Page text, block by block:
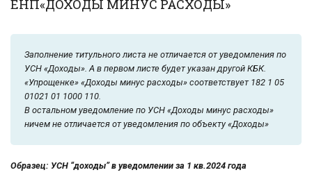
ЕНП«ДОХОДЫ МИНУС РАСХОДЫ»
Заполнение титульного листа не отличается от уведомления по
УСН «Доходы». А в первом листе будет указан другой КБК.
«Упрощенке» «Доходы минус расходы» соответствует 182 1 05
01021 01 1000 110.
В остальном уведомление по УСН «Доходы минус расходы»
ничем не отличается от уведомления по объекту «Доходы»
Образец: УСН “доходы” в уведомлении за 1 кв.2024 года